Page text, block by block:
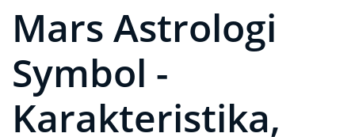
Mars Astrologi
Symbol -
Karakteristika,